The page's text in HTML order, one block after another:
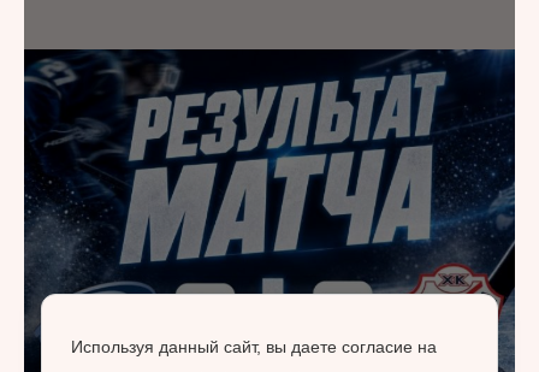
Используя данный сайт, вы даете согласие на